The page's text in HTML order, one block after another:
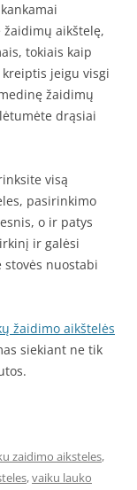
aikštelę,
tokiais kaip
jeigu visgi
žaidimų
drąsiai
visą
pasirinkimo
o ir patys
ir galėsi
nuostabi
žaidimo aikštelės
siekiant ne tik
zaidimo aiksteles,
,vaiku lauko